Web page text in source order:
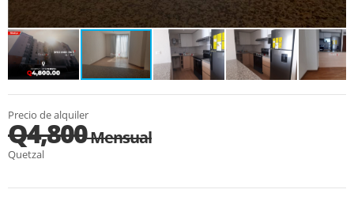
Precio de alquiler
Q4,800Mensual
Quetzal